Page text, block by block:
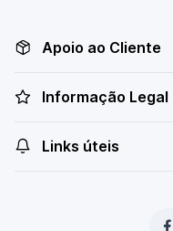
Apoio ao Cliente
Informação Legal
Links úteis